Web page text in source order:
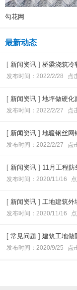
勾花网
最新动态
[ 新闻资讯 ] 桥梁浇筑冷
发布时间：2022/2/28 点
[ 新闻资讯 ] 地坪做硬化
发布时间：2022/2/27 点
[ 新闻资讯 ] 地暖钢丝网
发布时间：2022/2/27 点
[ 新闻资讯 ] 11月工程防
发布时间：2020/11/16
[ 新闻资讯 ] 工地建筑外
发布时间：2020/11/16
[ 常见问题 ] 建筑工地做
发布时间：2020/9/25 点